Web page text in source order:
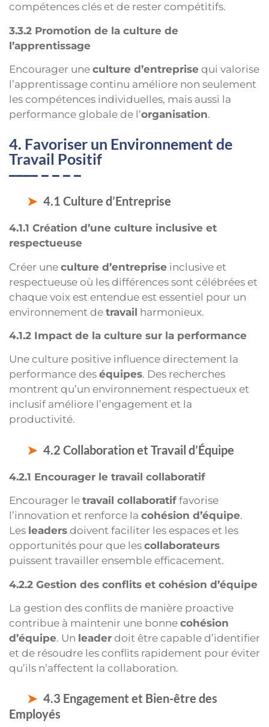
compétences clés et de rester compétitifs.
3.3.2 Promotion de la culture de
l’apprentissage
Encourager une culture d’entreprise qui valorise
l’apprentissage continu améliore non seulement
les compétences individuelles, mais aussi la
performance globale de l’organisation.
4. Favoriser un Environnement de
Travail Positif
4.1 Culture d’Entreprise
4.1.1 Création d’une culture inclusive et
respectueuse
Créer une culture d’entreprise inclusive et
respectueuse où les différences sont célébrées et
chaque voix est entendue est essentiel pour un
environnement de travail harmonieux.
4.1.2 Impact de la culture sur la performance
Une culture positive influence directement la
performance des équipes. Des recherches
montrent qu’un environnement respectueux et
inclusif améliore l’engagement et la
productivité.
4.2 Collaboration et Travail d’Équipe
4.2.1 Encourager le travail collaboratif
Encourager le travail collaboratif favorise
l’innovation et renforce la cohésion d’équipe.
Les leaders doivent faciliter les espaces et les
opportunités pour que les collaborateurs
puissent travailler ensemble efficacement.
4.2.2 Gestion des conflits et cohésion d’équipe
La gestion des conflits de manière proactive
contribue à maintenir une bonne cohésion
d’équipe. Un leader doit être capable d’identifier
et de résoudre les conflits rapidement pour éviter
qu’ils n’affectent la collaboration.
4.3 Engagement et Bien-être des
Employés